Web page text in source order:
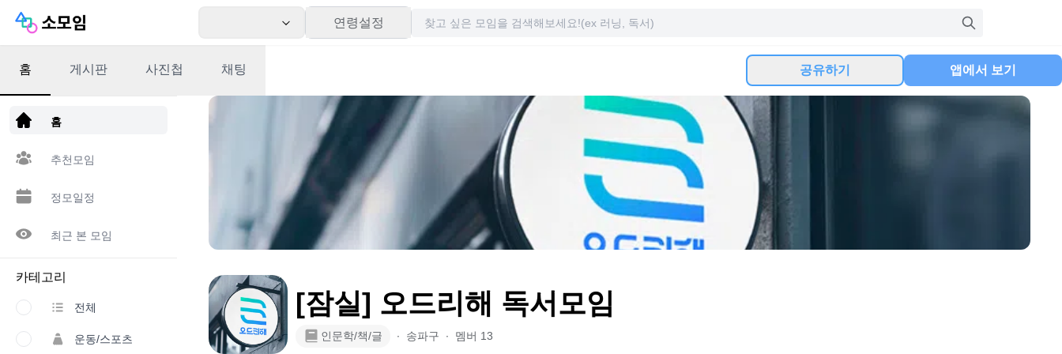
연령설정
앱 다운로드
홈
추천모임
정모일정
최근 본 모임
카테고리
전체
운동/스포츠
홈 게시판 사진첩 채팅 공유하기 앱에서 보기
[잠실] 오드리해 독서모임
인문학/책/글 ∙ 송파구 ∙ 멤버 13